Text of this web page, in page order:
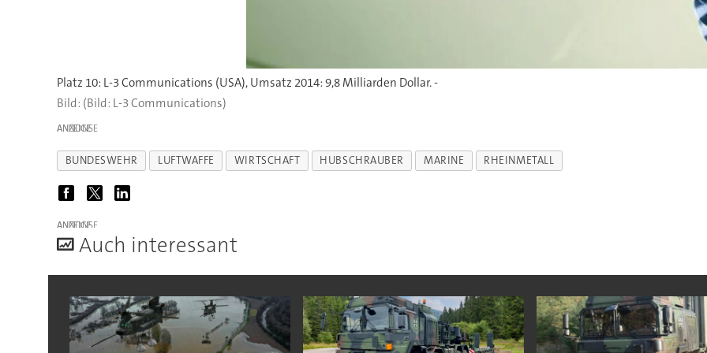
Platz 10: L-3 Communications (USA), Umsatz 2014: 9,8 Milliarden Dollar. -
(Bild: L-3 Communications)
ANZEIGE
BUNDESWEHR LUFTWAFFE WIRTSCHAFT HUBSCHRAUBER MARINE RHEINMETALL
ANZEIGE
Auch interessant